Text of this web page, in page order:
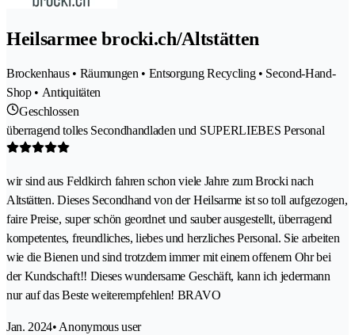
Heilsarmee brocki.ch/Altstätten
Brockenhaus • Räumungen • Entsorgung Recycling • Second-Hand-
Shop • Antiquitäten
Geschlossen
überragend tolles Secondhandladen und SUPERLIEBES Personal
wir sind aus Feldkirch fahren schon viele Jahre zum Brocki nach
Altstätten. Dieses Secondhand von der Heilsarme ist so toll aufgezogen,
faire Preise, super schön geordnet und sauber ausgestellt, überragend
kompetentes, freundliches, liebes und herzliches Personal. Sie arbeiten
wie die Bienen und sind trotzdem immer mit einem offenem Ohr bei
der Kundschaft!! Dieses wundersame Geschäft, kann ich jedermann
nur auf das Beste weiterempfehlen! BRAVO
Jan. 2024• Anonymous user